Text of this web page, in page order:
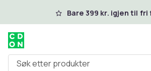
Hopp til hovedinnhold
Bare 399 kr. igjen til
Søk etter produkter